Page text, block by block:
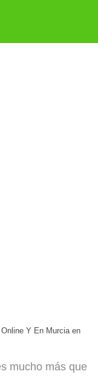
Y En Murcia en
mucho más que